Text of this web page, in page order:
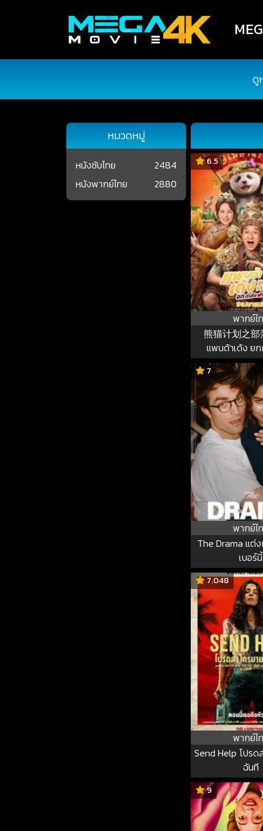
ดู
หมวดหมู่
หนังซับไทย
2484
หนังพากย์ไทย
2880
6.5
พากย์ไ
熊猫计划之
แพนด้าเด้ง ย
7
พากย์ไ
The Drama แต่
เบอร์นี้
7.048
พากย์ไ
Send Help โปรด
ฉันที
9